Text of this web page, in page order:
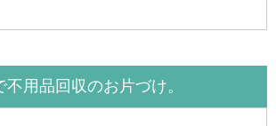
用品回収のお片づけ。